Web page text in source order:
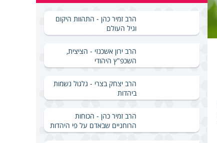
הרב זמיר כהן - התהוות היקום
וגיל העולם
הרב ירון אשכנזי - הציצית,
השכפ"ץ היהודי
הרב יצחק בצרי - גלגול נשמות
ביהדות
הרב זמיר כהן - הכוחות
הרוחניים שבאדם על פי היהדות